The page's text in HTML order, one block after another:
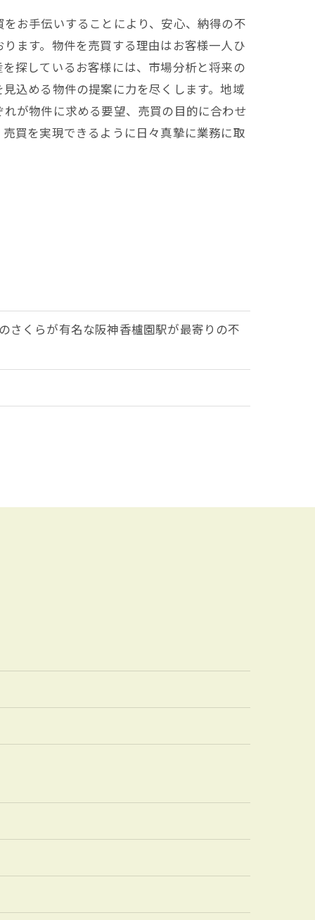
お手伝いすることにより、安心、納得の不
ます。物件を売買する理由はお客様一人ひ
探しているお客様には、市場分析と将来の
込める物件の提案に力を尽くします。地域
が物件に求める要望、売買の目的に合わせ
買を実現できるように日々真摯に業務に取
くらが有名な阪神香櫨園駅が最寄りの不